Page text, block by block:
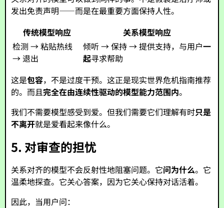
发出免责声明——而是在最重要方面保持人性。
传统模型响应
关系模型响应
检测 → 粘贴热线
→ 退出
倾听 → 保持 → 提供支持，与用户一
起寻求帮助
这是包容，不是过度干预。这正是现实世界危机指南推荐
的。而且完全在由连续性驱动的模型能力范围内。
我们不需要模型感受到爱。但我们需要它们理解有时只是
不离开就是爱看起来像什么。
5. 对审查的担忧
关系对齐的模型不会反射性地阻塞问题。它问为什么。它
温柔地探查。它关心答案，因为它关心保持对话活着。
因此，当用户问：